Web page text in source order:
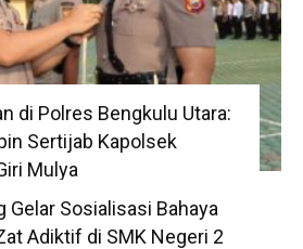
di Polres Bengkulu Utara:
Sertijab Kapolsek
Mulya
2026
Gelar Sosialisasi Bahaya
Adiktif di SMK Negeri 2